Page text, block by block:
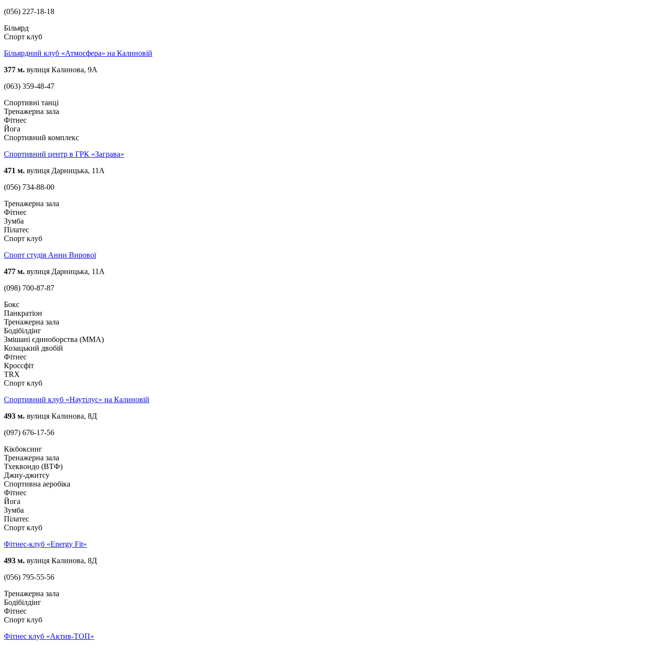
(056) 227-18-18
Більярд
Спорт клуб
Більярдний клуб «Атмосфера» на Калиновій
377 м. вулиця Калинова, 9А
(063) 359-48-47
Спортивні танці
Тренажерна зала
Фітнес
Йога
Спортивний комплекс
Спортивний центр в ГРК «Заграва»
471 м. вулиця Дарницька, 11А
(056) 734-88-00
Тренажерна зала
Фітнес
Зумба
Пілатес
Спорт клуб
Спорт студія Анни Вирової
477 м. вулиця Дарницька, 11А
(098) 700-87-87
Бокс
Панкратіон
Тренажерна зала
Бодібілдінг
Змішані єдиноборства (ММА)
Козацький двобій
Фітнес
Кроссфіт
TRX
Спорт клуб
Спортивний клуб «Наутілус» на Калиновій
493 м. вулиця Калинова, 8Д
(097) 676-17-56
Кікбоксинг
Тренажерна зала
Тхеквондо (ВТФ)
Джиу-джитсу
Спортивна аеробіка
Фітнес
Йога
Зумба
Пілатес
Спорт клуб
Фітнес-клуб «Energy Fit»
493 м. вулиця Калинова, 8Д
(056) 795-55-56
Тренажерна зала
Бодібілдінг
Фітнес
Спорт клуб
Фітнес клуб «Актив-ТОП»